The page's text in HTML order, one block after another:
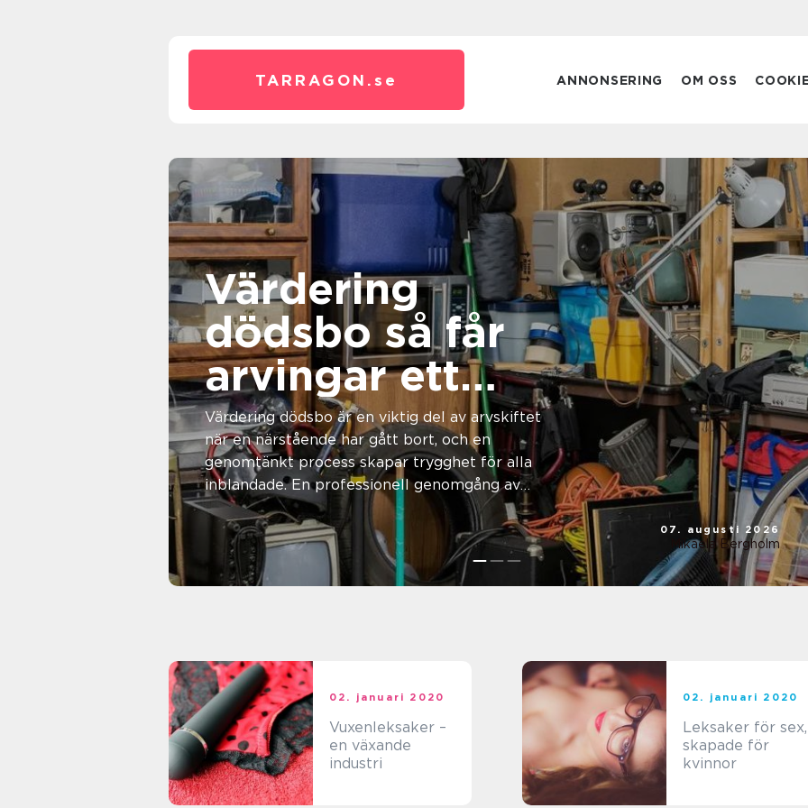
TARRAGON. se ANNONSERING OM OSS
Värdering
dödsbo så får
arvingar ett
tryggt och
rättvist
underlag
Värdering dödsbo är en viktig del av arvskiftet
när en närstående har gått bort, och en
genomtänkt process skapar trygghet för alla
inblandade. En professionell genomgång av
bohag, möbler och övrigt l...
07. augusti 2026
Mikaela Bergholm
02. januari 2020
Vuxenleksaker –
en växande
industri
02. januari 2020
Leksaker för sex,
skapade för
kvinnor